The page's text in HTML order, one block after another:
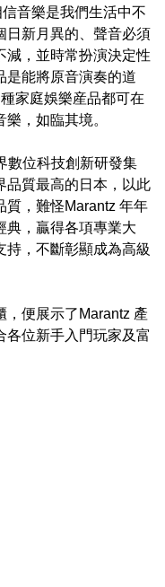
音樂是我們生活中不
日新月異的、聲音必須
減，並時常扮演決定性
是能將原音演奏的道
家庭娛樂産品都可在
，如臨其境。
數位科技創新研發集
品質最高的日本，以此
質，難怪Marantz 年年
典，贏得各項專業大
持，不斷彰顯成為高級
，便展示了Marantz 產
各位新手入門玩家及富